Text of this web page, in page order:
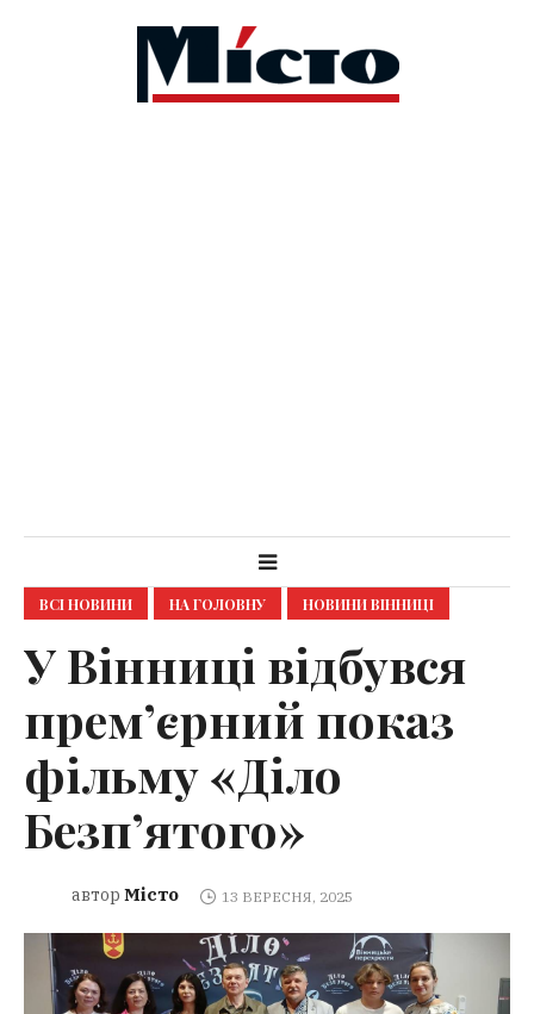
ВСІ НОВИНИ НА ГОЛОВНУ НОВИНИ ВІННИЦІ
У Вінниці відбувся
прем’єрний показ
фільму «Діло
Безп’ятого»
автор Місто 13 ВЕРЕСНЯ, 2025